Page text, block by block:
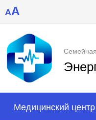
AA
Медицинский центр